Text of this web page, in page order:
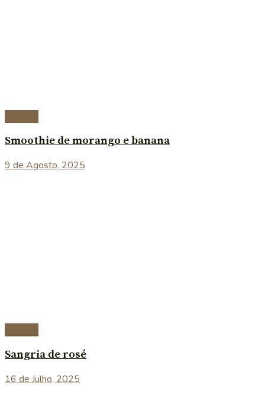
Smoothie de morango e banana
9 de Agosto, 2025
Sangria de rosé
16 de Julho, 2025